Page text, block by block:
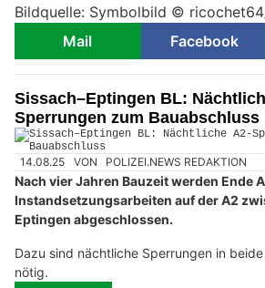
Bildquelle: Symbolbild ©
Mail
Facebook
Sissach–Eptingen BL:
Sperrungen zum Bauabschluss
14.08.25 VON POLIZEI.NEWS REDAKTION
Nach vier Jahren Bauzeit werden Ende
Instandsetzungsarbeiten auf der A2
Eptingen abgeschlossen.
Dazu sind nächtliche Sperrungen in
nötig.